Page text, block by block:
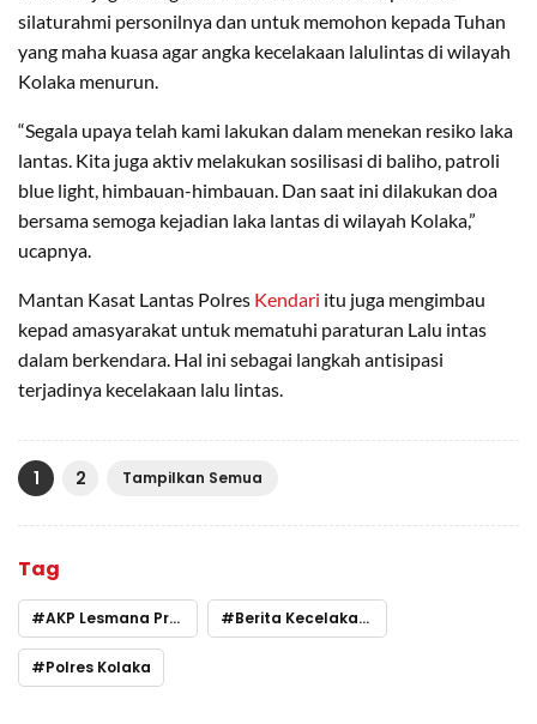
silaturahmi personilnya dan untuk memohon kepada Tuhan
yang maha kuasa agar angka kecelakaan lalulintas di wilayah
Kolaka menurun.
“Segala upaya telah kami lakukan dalam menekan resiko laka
lantas. Kita juga aktiv melakukan sosilisasi di baliho, patroli
blue light, himbauan-himbauan. Dan saat ini dilakukan doa
bersama semoga kejadian laka lantas di wilayah Kolaka,”
ucapnya.
Mantan Kasat Lantas Polres Kendari itu juga mengimbau
kepad amasyarakat untuk mematuhi paraturan Lalu intas
dalam berkendara. Hal ini sebagai langkah antisipasi
terjadinya kecelakaan lalu lintas.
1 2 Tampilkan Semua
Tag
AKP Lesmana Pramuditya Berita Kecelakaan Kolaka
Polres Kolaka